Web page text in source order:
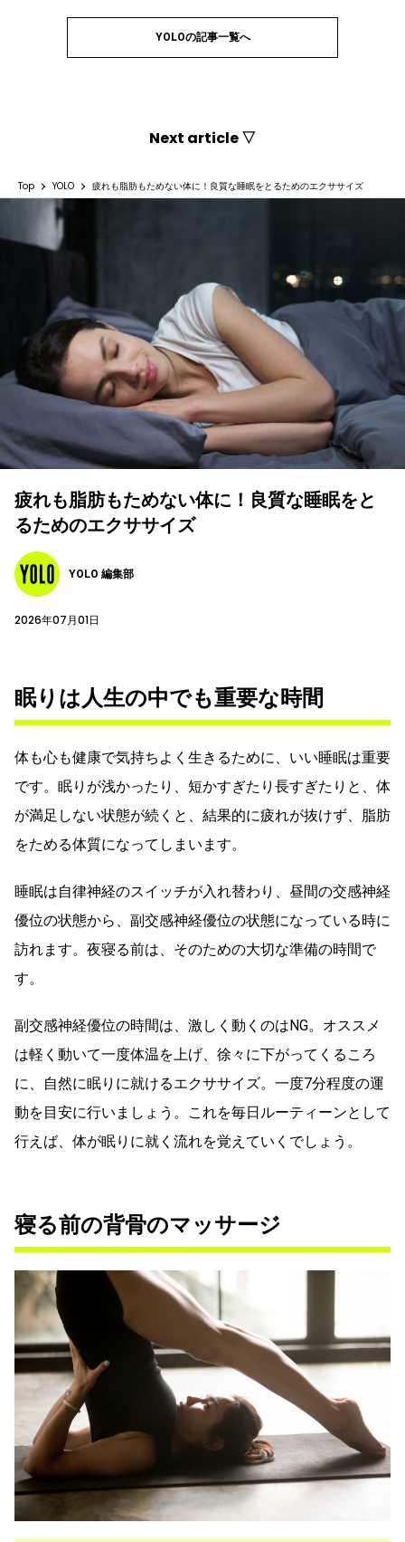
YOLOの記事一覧へ
Next article ▽
Top YOLO 疲れも脂肪もためない体に！良質な睡眠をとるためのエクササイズ
疲れも脂肪もためない体に！良質な睡眠をと
るためのエクササイズ
YOLO 編集部
2026年07月01日
眠りは人生の中でも重要な時間
体も心も健康で気持ちよく生きるために、いい睡眠は重要
です。眠りが浅かったり、短かすぎたり長すぎたりと、体
が満足しない状態が続くと、結果的に疲れが抜けず、脂肪
をためる体質になってしまいます。
睡眠は自律神経のスイッチが入れ替わり、昼間の交感神経
優位の状態から、副交感神経優位の状態になっている時に
訪れます。夜寝る前は、そのための大切な準備の時間で
す。
副交感神経優位の時間は、激しく動くのはNG。オススメ
は軽く動いて一度体温を上げ、徐々に下がってくるころ
に、自然に眠りに就けるエクササイズ。一度7分程度の運
動を目安に行いましょう。これを毎日ルーティーンとして
行えば、体が眠りに就く流れを覚えていくでしょう。
寝る前の背骨のマッサージ